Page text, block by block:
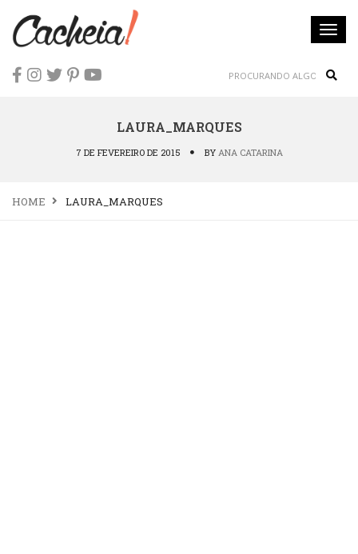
LAURA_MARQUES
7 DE FEVEREIRO DE 2015 BY ANA CATARINA
HOME LAURA_MARQUES